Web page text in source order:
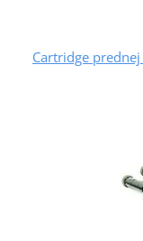
Cartridge prednej